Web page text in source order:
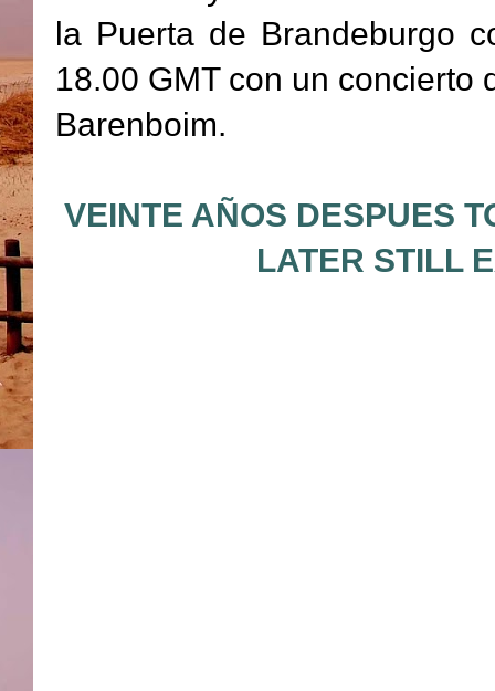
la Puerta de Brandeburgo
18.00 GMT con un
Barenboim.
VEINTE AÑOS DESPUES
LATER STILL